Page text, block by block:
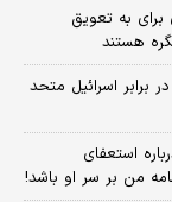
برای به تعویق
هستند
برابر اسرائیل متحد
استعفای
من بر سر او باشد!